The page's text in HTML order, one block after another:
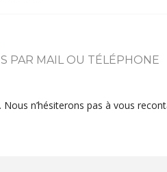
PAR MAIL OU TÉLÉPHONE
Nous n’hésiterons pas à vous